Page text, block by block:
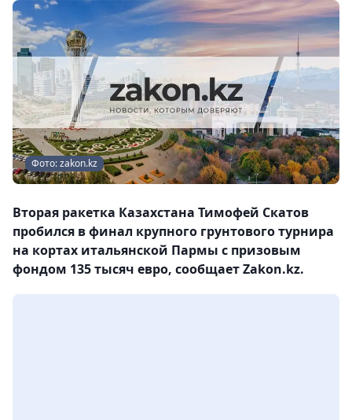
Фото: zakon.kz
Вторая ракетка Казахстана Тимофей Скатов
пробился в финал крупного грунтового турнира
на кортах итальянской Пармы с призовым
фондом 135 тысяч евро, сообщает Zakon.kz.